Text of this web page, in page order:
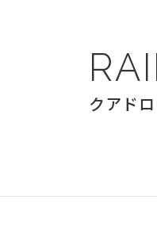
クアド